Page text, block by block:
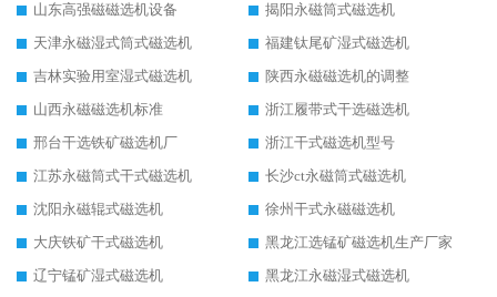
山东高强磁磁选机设备
揭阳永磁筒式磁选机
天津永磁湿式筒式磁选机
福建钛尾矿湿式磁选机
吉林实验用室湿式磁选机
陕西永磁磁选机的调整
山西永磁磁选机标准
浙江履带式干选磁选机
邢台干选铁矿磁选机厂
浙江干式磁选机型号
江苏永磁筒式干式磁选机
长沙ct永磁筒式磁选机
沈阳永磁辊式磁选机
徐州干式永磁磁选机
大庆铁矿干式磁选机
黑龙江选锰矿磁选机生产厂家
辽宁锰矿湿式磁选机
黑龙江永磁湿式磁选机